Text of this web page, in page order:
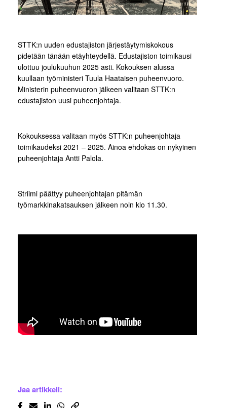
STTK:n uuden edustajiston järjestäytymiskokous
pidetään tänään etäyhteydellä. Edustajiston toimikausi
ulottuu joulukuuhun 2025 asti. Kokouksen alussa
kuullaan työministeri Tuula Haataisen puheenvuoro.
Ministerin puheenvuoron jälkeen valitaan STTK:n
edustajiston uusi puheenjohtaja.
Kokouksessa valitaan myös STTK:n puheenjohtaja
toimikaudeksi 2021 – 2025. Ainoa ehdokas on nykyinen
puheenjohtaja Antti Palola.
Striimi päättyy puheenjohtajan pitämän
työmarkkinakatsauksen jälkeen noin klo 11.30.
Jaa artikkeli: